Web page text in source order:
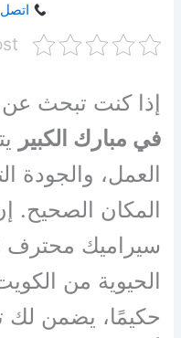
اتصل
إذا كنت تبحث
في مبارك الكبير
العمل، والجودة
المكان الصحيح.
سيراميك محترف
الحيوية من
حكيمًا، يضمن لك